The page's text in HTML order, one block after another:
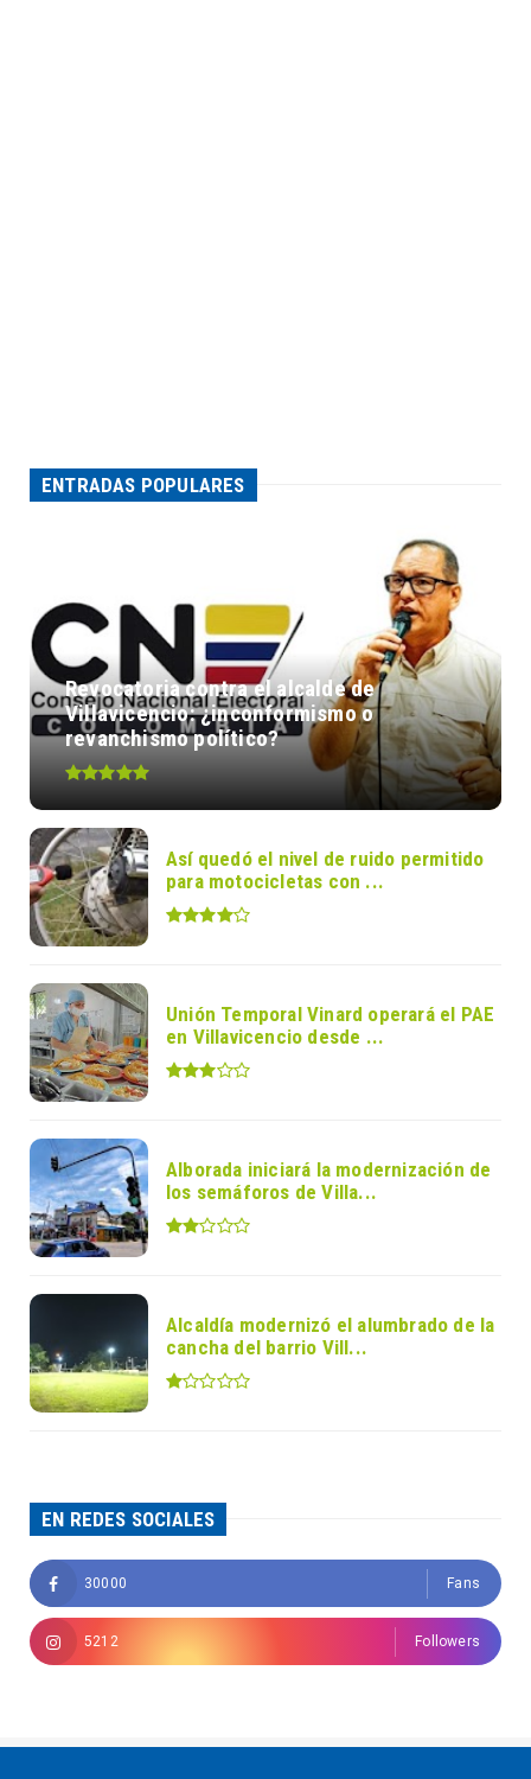
ENTRADAS POPULARES
Revocatoria contra el alcalde de
Villavicencio: ¿inconformismo o
revanchismo político?
Así quedó el nivel de ruido permitido
para motocicletas con ...
Unión Temporal Vinard operará el PAE
en Villavicencio desde ...
Alborada iniciará la modernización de
los semáforos de Villa...
Alcaldía modernizó el alumbrado de la
cancha del barrio Vill...
EN REDES SOCIALES
30000 Fans
5212 Followers